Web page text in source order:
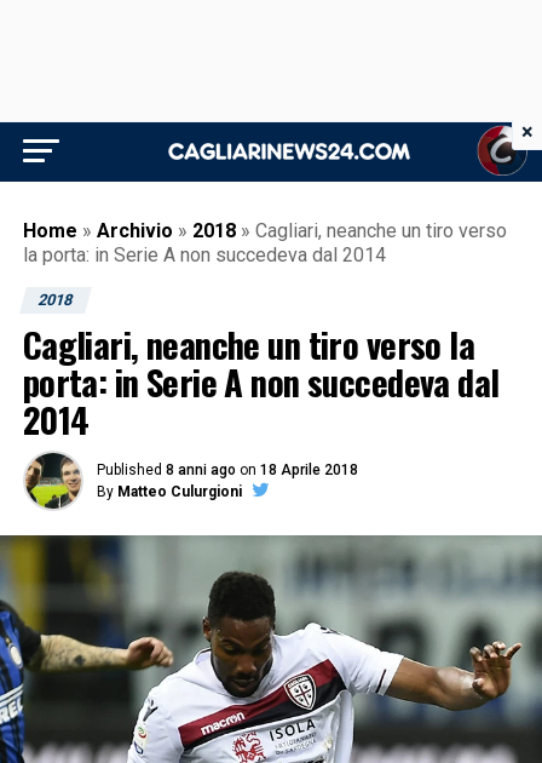
Home » Archivio » 2018 » Cagliari, neanche un tiro verso
la porta: in Serie A non succedeva dal 2014
2018
Cagliari, neanche un tiro verso la
porta: in Serie A non succedeva dal
2014
Published 8 anni ago on 18 Aprile 2018
By Matteo Culurgioni
×